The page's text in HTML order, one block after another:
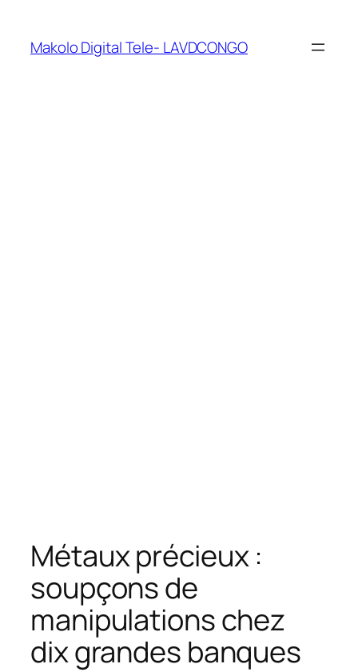
Makolo Digital Tele- LAVDCONGO
Métaux précieux :
soupçons de
manipulations chez
dix grandes banques